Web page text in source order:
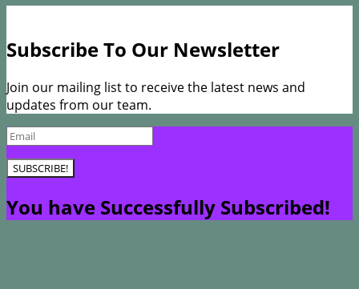
Subscribe To Our Newsletter
Join our mailing list to receive the latest news and
updates from our team.
SUBSCRIBE!
You have Successfully Subscribed!